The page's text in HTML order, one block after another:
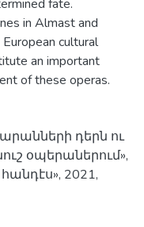
fate.
in Almast and
cultural
an important
of these operas.
դերն ու
օպերաներում»,
2021,